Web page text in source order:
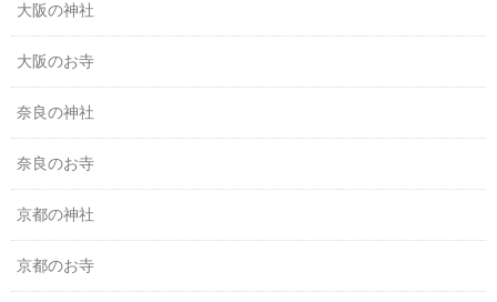
大阪の神社
大阪のお寺
奈良の神社
奈良のお寺
京都の神社
京都のお寺